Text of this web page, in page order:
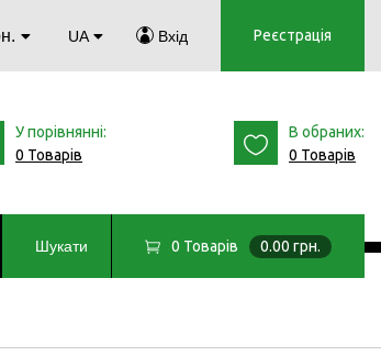
UA Вхід Реєстрація
У порівнянні:
0 Товарів
В обраних:
0 Товарів
Шукати 0 Товарів 0.00 грн.